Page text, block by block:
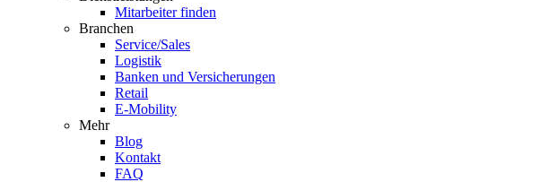
Mitarbeiter finden
Branchen
Service/Sales
Logistik
Banken und Versicherungen
Retail
E-Mobility
Mehr
Blog
Kontakt
FAQ